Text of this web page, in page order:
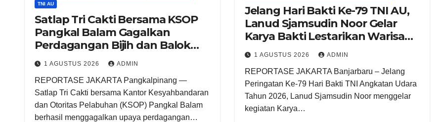
TNI AU
Satlap Tri Cakti Bersama KSOP
Pangkal Balam Gagalkan
Perdagangan Bijih dan Balok
Timah Ilegal 14,95 Ton
1 AGUSTUS 2026 ADMIN
REPORTASE JAKARTA Pangkalpinang —
Satlap Tri Cakti bersama Kantor Kesyahbandaran
dan Otoritas Pelabuhan (KSOP) Pangkal Balam
berhasil menggagalkan upaya perdagangan…
Jelang Hari Bakti Ke-79 TNI AU,
Lanud Sjamsudin Noor Gelar
Karya Bakti Lestarikan Warisan
Sejarah Dirgantara
1 AGUSTUS 2026 ADMIN
REPORTASE JAKARTA Banjarbaru – Jelang
Peringatan Ke-79 Hari Bakti TNI Angkatan Udara
Tahun 2026, Lanud Sjamsudin Noor menggelar
kegiatan Karya…